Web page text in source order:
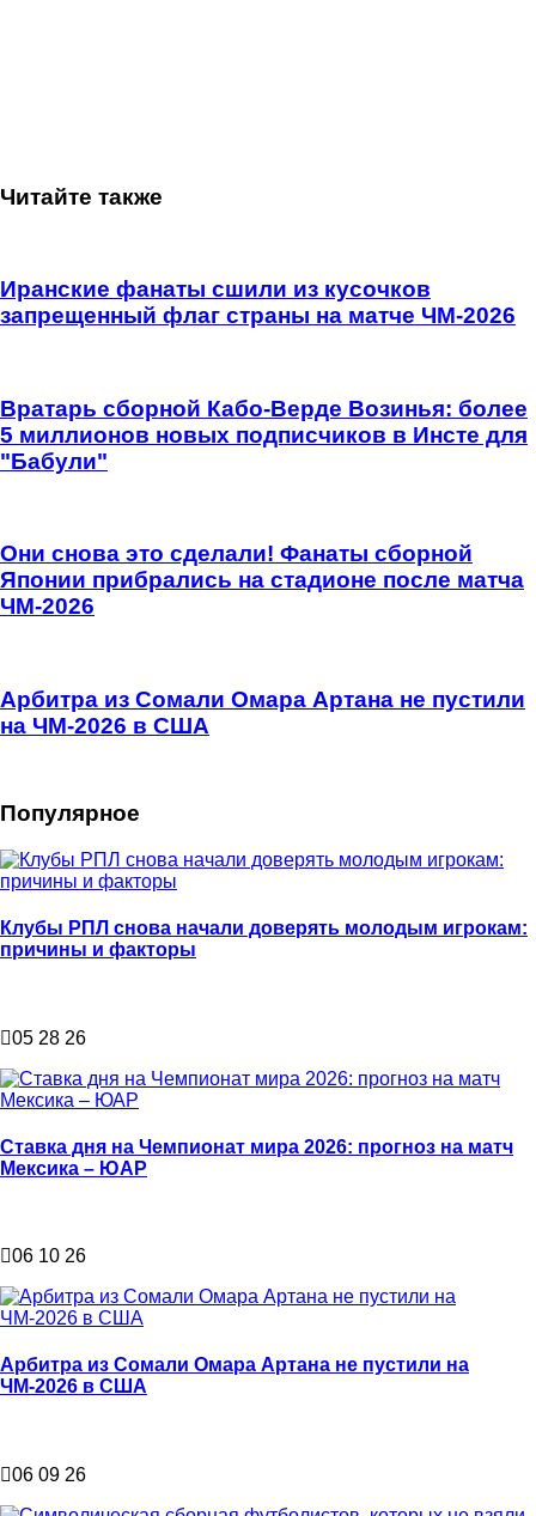
Читайте также
Иранские фанаты сшили из кусочков
запрещенный флаг страны на матче ЧМ-2026
Вратарь сборной Кабо-Верде Возинья: более
5 миллионов новых подписчиков в Инсте для
"Бабули"
Они снова это сделали! Фанаты сборной
Японии прибрались на стадионе после матча
ЧМ-2026
Арбитра из Сомали Омара Артана не пустили
на ЧМ-2026 в США
Популярное
Клубы РПЛ снова начали доверять молодым игрокам:
причины и факторы
05 28 26
Ставка дня на Чемпионат мира 2026: прогноз на матч
Мексика – ЮАР
06 10 26
Арбитра из Сомали Омара Артана не пустили на
ЧМ-2026 в США
06 09 26